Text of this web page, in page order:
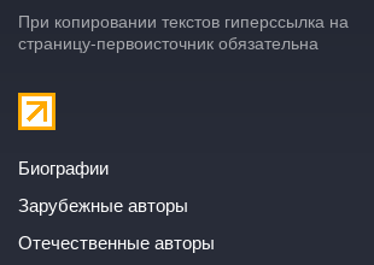
При копировании текстов гиперссылка на
страницу-первоисточник обязательна
Биографии
Зарубежные авторы
Отечественные авторы